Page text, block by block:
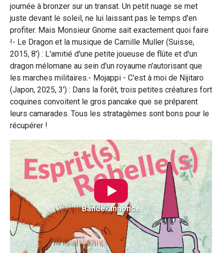
journée à bronzer sur un transat. Un petit nuage se met
juste devant le soleil, ne lui laissant pas le temps d'en
profiter. Mais Monsieur Gnome sait exactement quoi faire
!- Le Dragon et la musique de Camille Muller (Suisse,
2015, 8') : L'amitié d'une petite joueuse de flûte et d'un
dragon mélomane au sein d'un royaume n'autorisant que
les marches militaires.- Mojappi - C'est à moi de Nijitaro
(Japon, 2025, 3') : Dans la forêt, trois petites créatures fort
coquines convoitent le gros pancake que se préparent
leurs camarades. Tous les stratagèmes sont bons pour le
récupérer !
Bande-annonce